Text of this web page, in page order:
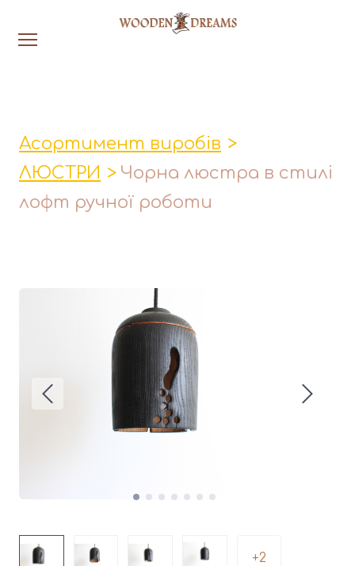
Лавки│Табурети│Столи
Кухонні прибори
Фруктовниці
Вази
Фігури й статуетки
Догляд за виробами
Асортимент виробів
ЛЮСТРИ
Чорна люстра в стилі
лофт ручної роботи
+2